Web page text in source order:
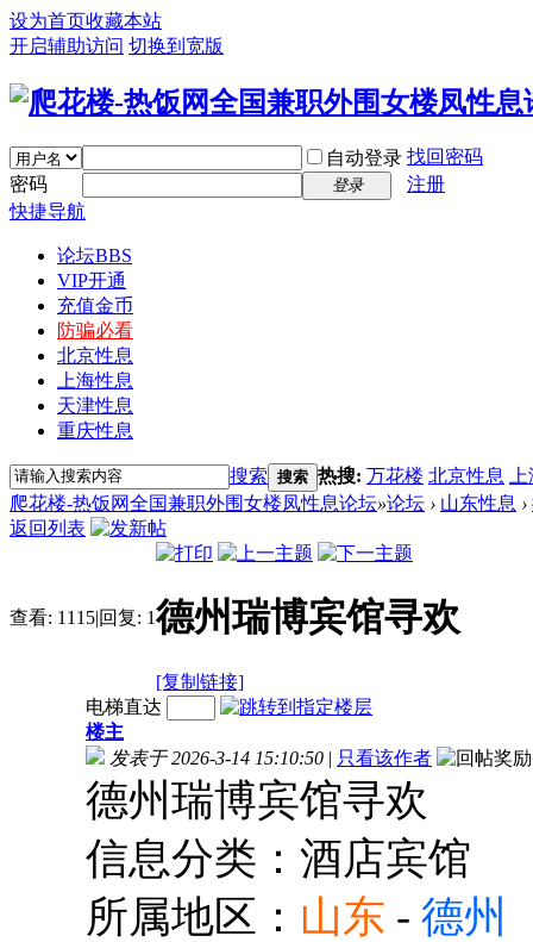
设为首页收藏本站
开启辅助访问 切换到宽版
自动登录 找回密码
密码
登录
注册
快捷导航
论坛BBS
VIP开通
充值金币
防骗必看
北京性息
上海性息
天津性息
重庆性息
搜索 搜索 热搜: 万花楼 北京性息
爬花楼-热饭网全国兼职外围女楼凤性息论坛»论坛 › 山东性息 ›
返回列表
查看: 1115|回复: 1德州瑞博宾馆寻欢
[复制链接]
电梯直达
楼主
发表于 2026-3-14 15:10:50 | 只看该作者
德州瑞博宾馆寻欢
信息分类：酒店宾馆
所属地区： 山东 - 德州